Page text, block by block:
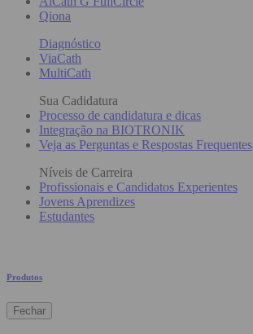
Qiona
Diagnóstico
ViaCath
MultiCath
Sua Cadidatura
Processo de candidatura e dicas
Integração na BIOTRONIK
Veja as Perguntas e Respostas Frequentes
Níveis de Carreira
Profissionais e Candidatos Experientes
Jovens Aprendizes
Estudantes
Produtos
Fechar